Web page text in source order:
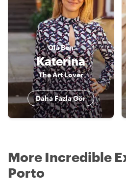
OláBen
Katerina
The Art Lover
Daha Fazla Gör
More Incredible
Porto